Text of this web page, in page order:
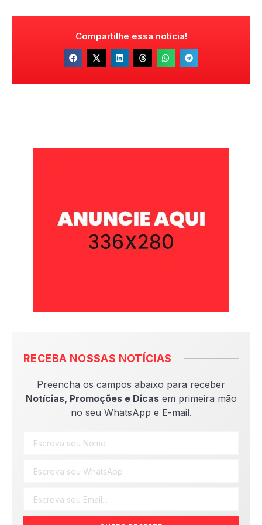
Compartilhe essa notícia!
RECEBA NOSSAS NOTÍCIAS
Preencha os campos abaixo para receber
Notícias, Promoções e Dicasem primeira mão
no seu WhatsApp e E-mail.